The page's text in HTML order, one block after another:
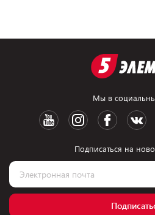
Мы в
Подписаться на